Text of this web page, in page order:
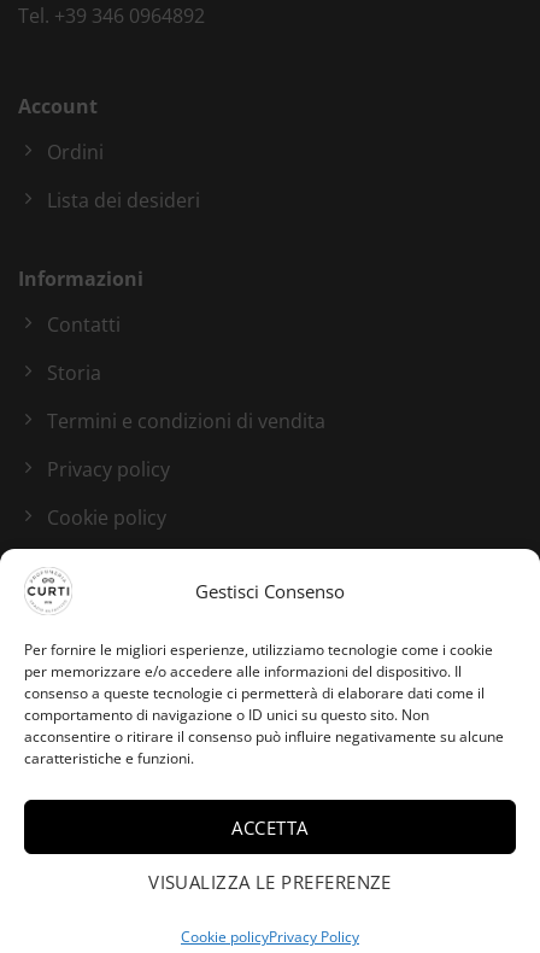
Gestisci Consenso
Per fornire le migliori esperienze, utilizziamo tecnologie come i cookie
per memorizzare e/o accedere alle informazioni del dispositivo. Il
consenso a queste tecnologie ci permetterà di elaborare dati come il
comportamento di navigazione o ID unici su questo sito. Non
acconsentire o ritirare il consenso può influire negativamente su alcune
caratteristiche e funzioni.
ACCETTA
VISUALIZZA LE PREFERENZE
Cookie policyPrivacy Policy
Tel. +39 346 0964892
Account
Ordini
Lista dei desideri
Informazioni
Contatti
Storia
Termini e condizioni di vendita
Privacy policy
Cookie policy
Blog
I nostri canali social